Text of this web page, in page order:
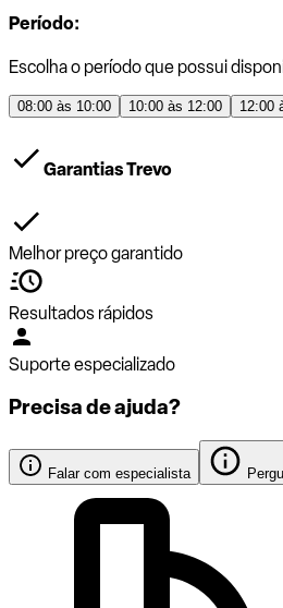
Período:
Escolha o período que possui
08:00 às 10:00 10:00 às 12:00 12:00
Garantias Trevo
Melhor preço garantido
Resultados rápidos
Suporte especializado
Precisa de ajuda?
Falar com especialista